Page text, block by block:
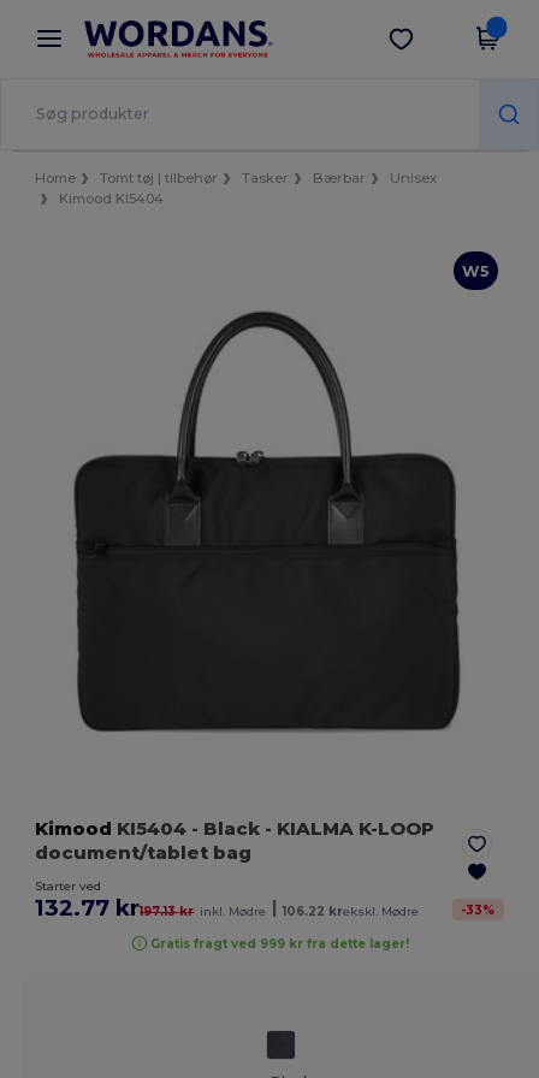
× Wordans-app
Bedre priser i appen!
Hent app
Home Tomt tøj | tilbehør Tasker Bærbar
Unisex
Kimood KI5404
W5
Kimood KI5404 - Black - KIALMA K-LOOP
document/tablet bag
Starter ved
132.77 kr197.13 kr inkl. Mødre 106.22 krekskl. Mødre -33%
Gratis fragt ved 999 kr fra dette lager!